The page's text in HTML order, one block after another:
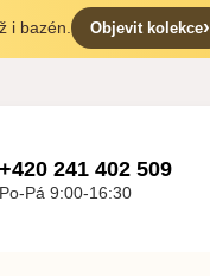
i bazén. Objevit kolekce›
+420 241 402 509
Po-Pá 9:00-16:30